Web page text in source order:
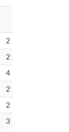
2
2
4
2
2
3